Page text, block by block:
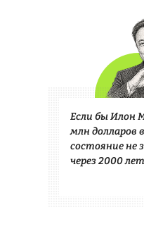
Если бы Илон
млн долларов
состояние не
через 2000 лет